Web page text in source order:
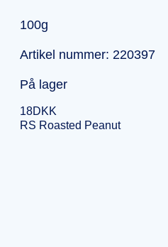
100g
Artikel nummer: 220397
På lager
18DKK
RS Roasted Peanut